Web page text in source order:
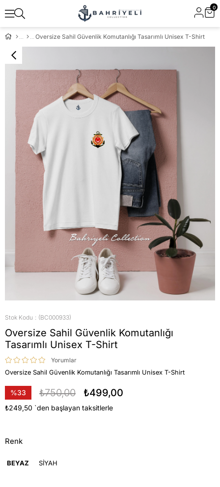
0
Oversize Sahil Güvenlik Komutanlığı Tasarımlı Unisex T-Shirt
Stok Kodu (BC000933)
Oversize Sahil Güvenlik Komutanlığı
Tasarımlı Unisex T-Shirt
Yorumlar
Oversize Sahil Güvenlik Komutanlığı Tasarımlı Unisex T-Shirt
%33
İndirim
₺750,00 ₺499,00
₺249,50 `den başlayan taksitlerle
Renk
BEYAZ SİYAH